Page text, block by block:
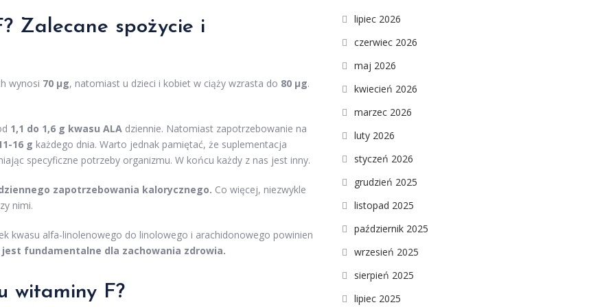
Zalecane spożycie i
wynosi 70 µg, natomiast u dzieci i kobiet w ciąży wzrasta do 80 µg.
1,1 do 1,6 g kwasu ALA dziennie. Natomiast zapotrzebowanie na
16 g każdego dnia. Warto jednak pamiętać, że suplementacja
specyficzne potrzeby organizmu. W końcu każdy z nas jest inny.
zapotrzebowania kalorycznego. Co więcej, niezwykle
nimi.
kwasu alfa-linolenowego do linolowego i arachidonowego powinien
fundamentalne dla zachowania zdrowia.
witaminy F?
lipiec 2026
czerwiec 2026
maj 2026
kwiecień 2026
marzec 2026
luty 2026
styczeń 2026
grudzień 2025
listopad 2025
październik 2025
wrzesień 2025
sierpień 2025
lipiec 2025